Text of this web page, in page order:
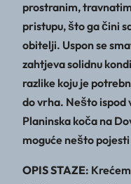
prostranim,
pristupu, što ga čini
obitelji. Uspon se
zahtjeva solidnu
razlike koju je
do vrha. Nešto ispod
Planinska koča na
moguće nešto
OPIS STAZE: